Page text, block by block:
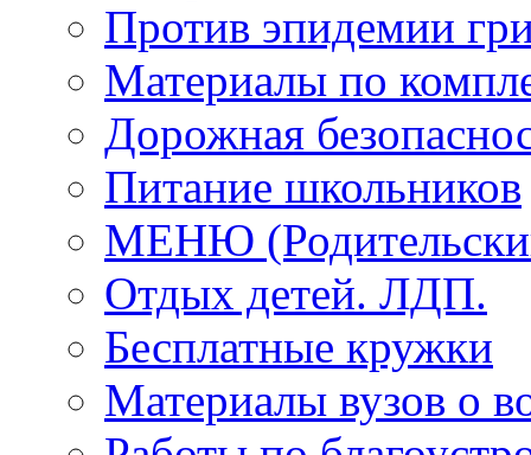
Против эпидемии
Материалы по
Дорожная
Питание школьников
МЕНЮ
Отдых детей. ЛДП.
Бесплатные кружки
Материалы вузов о